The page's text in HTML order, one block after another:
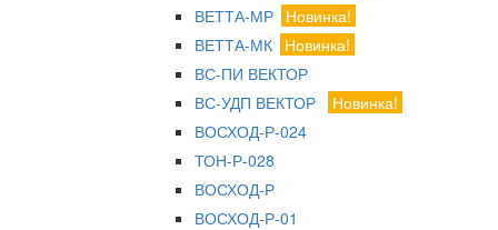
ВЕТТА-МР Новинка!
ВЕТТА-МК Новинка!
ВС-ПИ ВЕКТОР
ВС-УДП ВЕКТОР
Новинка!
ВОСХОД-Р-024
ТОН-Р-028
ВОСХОД-Р
ВОСХОД-Р-01